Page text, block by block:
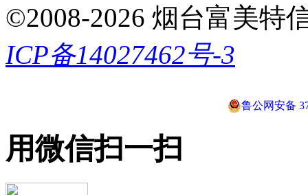
©2008-2026 烟台富美特
ICP备14027462号-3
鲁公网安备
用微信扫一扫